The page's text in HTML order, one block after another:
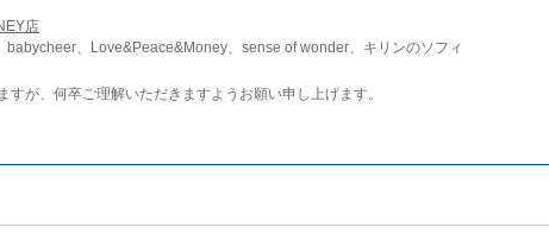
店
babycheer、Love&Peace&Money、sense of wonder、キリンのソフィ
すが、何卒ご理解いただきますようお願い申し上げます。